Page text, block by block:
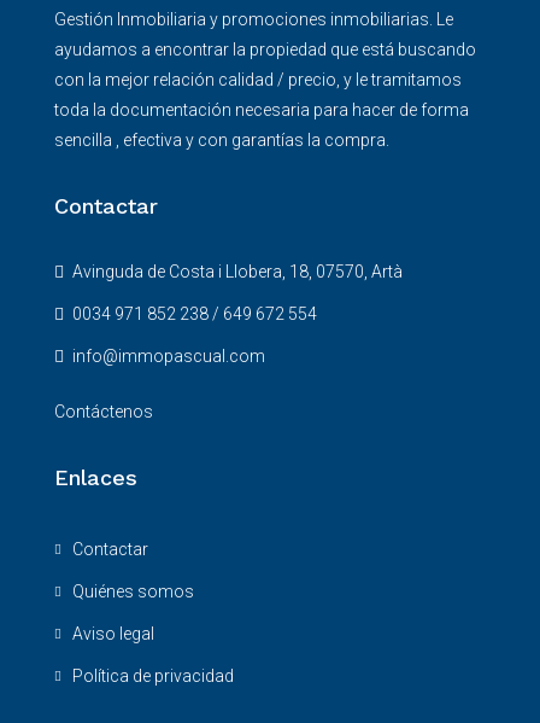
Gestión Inmobiliaria y promociones inmobiliarias. Le
ayudamos a encontrar la propiedad que está buscando
con la mejor relación calidad / precio, y le tramitamos
toda la documentación necesaria para hacer de forma
sencilla , efectiva y con garantías la compra.
Contactar
Avinguda de Costa i Llobera, 18, 07570, Artà
0034 971 852 238 / 649 672 554
info@immopascual.com
Contáctenos
Enlaces
Contactar
Quiénes somos
Aviso legal
Política de privacidad